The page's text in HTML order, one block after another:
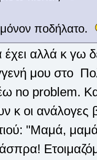
ποδήλατο.
έχει αλλά κ γω
μου στο
no problem.
κ οι
"Μαμά,